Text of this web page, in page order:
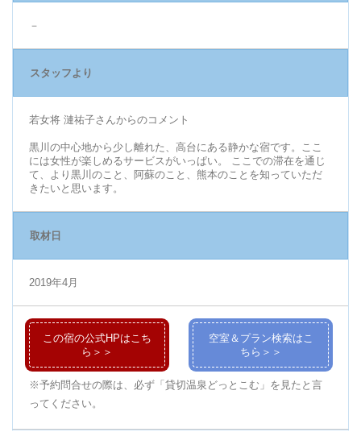
－
スタッフより
若女将 漣祐子さんからのコメント
黒川の中心地から少し離れた、高台にある静かな宿です。ここ
には女性が楽しめるサービスがいっぱい。 ここでの滞在を通じ
て、より黒川のこと、阿蘇のこと、熊本のことを知っていただ
きたいと思います。
取材日
2019年4月
この宿の公式HPはこち
ら＞＞
空室＆プラン検索はこ
ちら＞＞
※予約問合せの際は、必ず「貸切温泉どっとこむ」を見たと言
ってください。